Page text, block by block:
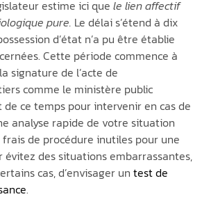
estime ici que le lien affectif
pure. Le délai s’étend à dix
d’état n’a pu être établie
Cette période commence à
signature de l’acte de
comme le ministère public
ce temps pour intervenir en cas de
analyse rapide de votre situation
de procédure inutiles pour une
évitez des situations embarrassantes,
cas, d’envisager un test de
.